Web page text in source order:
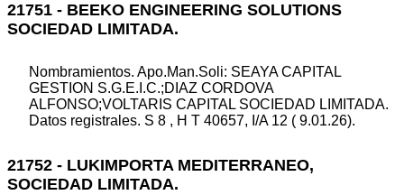
21751 - BEEKO ENGINEERING SOLUTIONS
SOCIEDAD LIMITADA.
Nombramientos. Apo.Man.Soli: SEAYA CAPITAL
GESTION S.G.E.I.C.;DIAZ CORDOVA
ALFONSO;VOLTARIS CAPITAL SOCIEDAD LIMITADA.
Datos registrales. S 8 , H T 40657, I/A 12 ( 9.01.26).
21752 - LUKIMPORTA MEDITERRANEO,
SOCIEDAD LIMITADA.